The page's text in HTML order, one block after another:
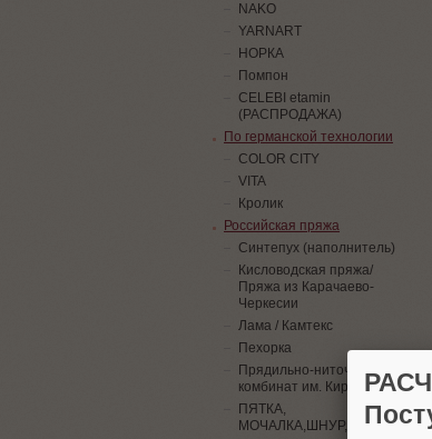
NAKO
YARNART
НОРКА
Помпон
СELEBI etamin
(РАСПРОДАЖА)
По германской технологии
COLOR CITY
VITA
Кролик
Российская пряжа
Синтепух (наполнитель)
Кисловодская пряжа/
Пряжа из Карачаево-
Черкесии
Лама / Камтекс
Пехорка
Прядильно-ниточный
комбинат им. Кирова
ПЯТКА,
МОЧАЛКА,ШНУР,ПАЙЕТКИ